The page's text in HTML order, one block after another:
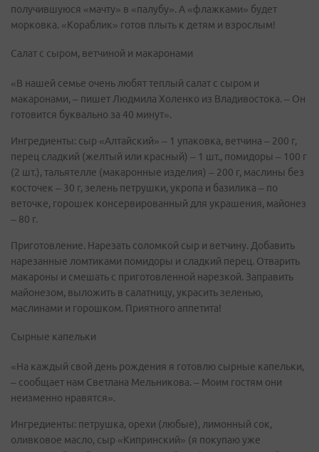
получившуюся «мачту» в «палубу». А «флажками» будет
морковка. «Кораблик» готов плыть к детям и взрослым!
Салат с сыром, ветчиной и макаронами
«В нашей семье очень любят теплый салат с сыром и
макаронами, – пишет Людмила Холенко из Владивостока. – Он
готовится буквально за 40 минут».
Ингредиенты: сыр «Алтайский» – 1 упаковка, ветчина – 200 г,
перец сладкий (желтый или красный) – 1 шт., помидоры – 100 г
(2 шт.), тальятелле (макаронные изделия) – 200 г, маслины без
косточек – 30 г, зелень петрушки, укропа и базилика – по
веточке, горошек консервированный для украшения, майонез
– 80 г.
Приготовление. Нарезать соломкой сыр и ветчину. Добавить
нарезанные ломтиками помидоры и сладкий перец. Отварить
макароны и смешать с приготовленной нарезкой. Заправить
майонезом, выложить в салатницу, украсить зеленью,
маслинами и горошком. Приятного аппетита!
Сырные капельки
«На каждый свой день рождения я готовлю сырные капельки,
– сообщает нам Светлана Мельникова. – Моим гостям они
неизменно нравятся».
Ингредиенты: петрушка, орехи (любые), лимонный сок,
оливковое масло, сыр «Кипринский» (я покупаю уже